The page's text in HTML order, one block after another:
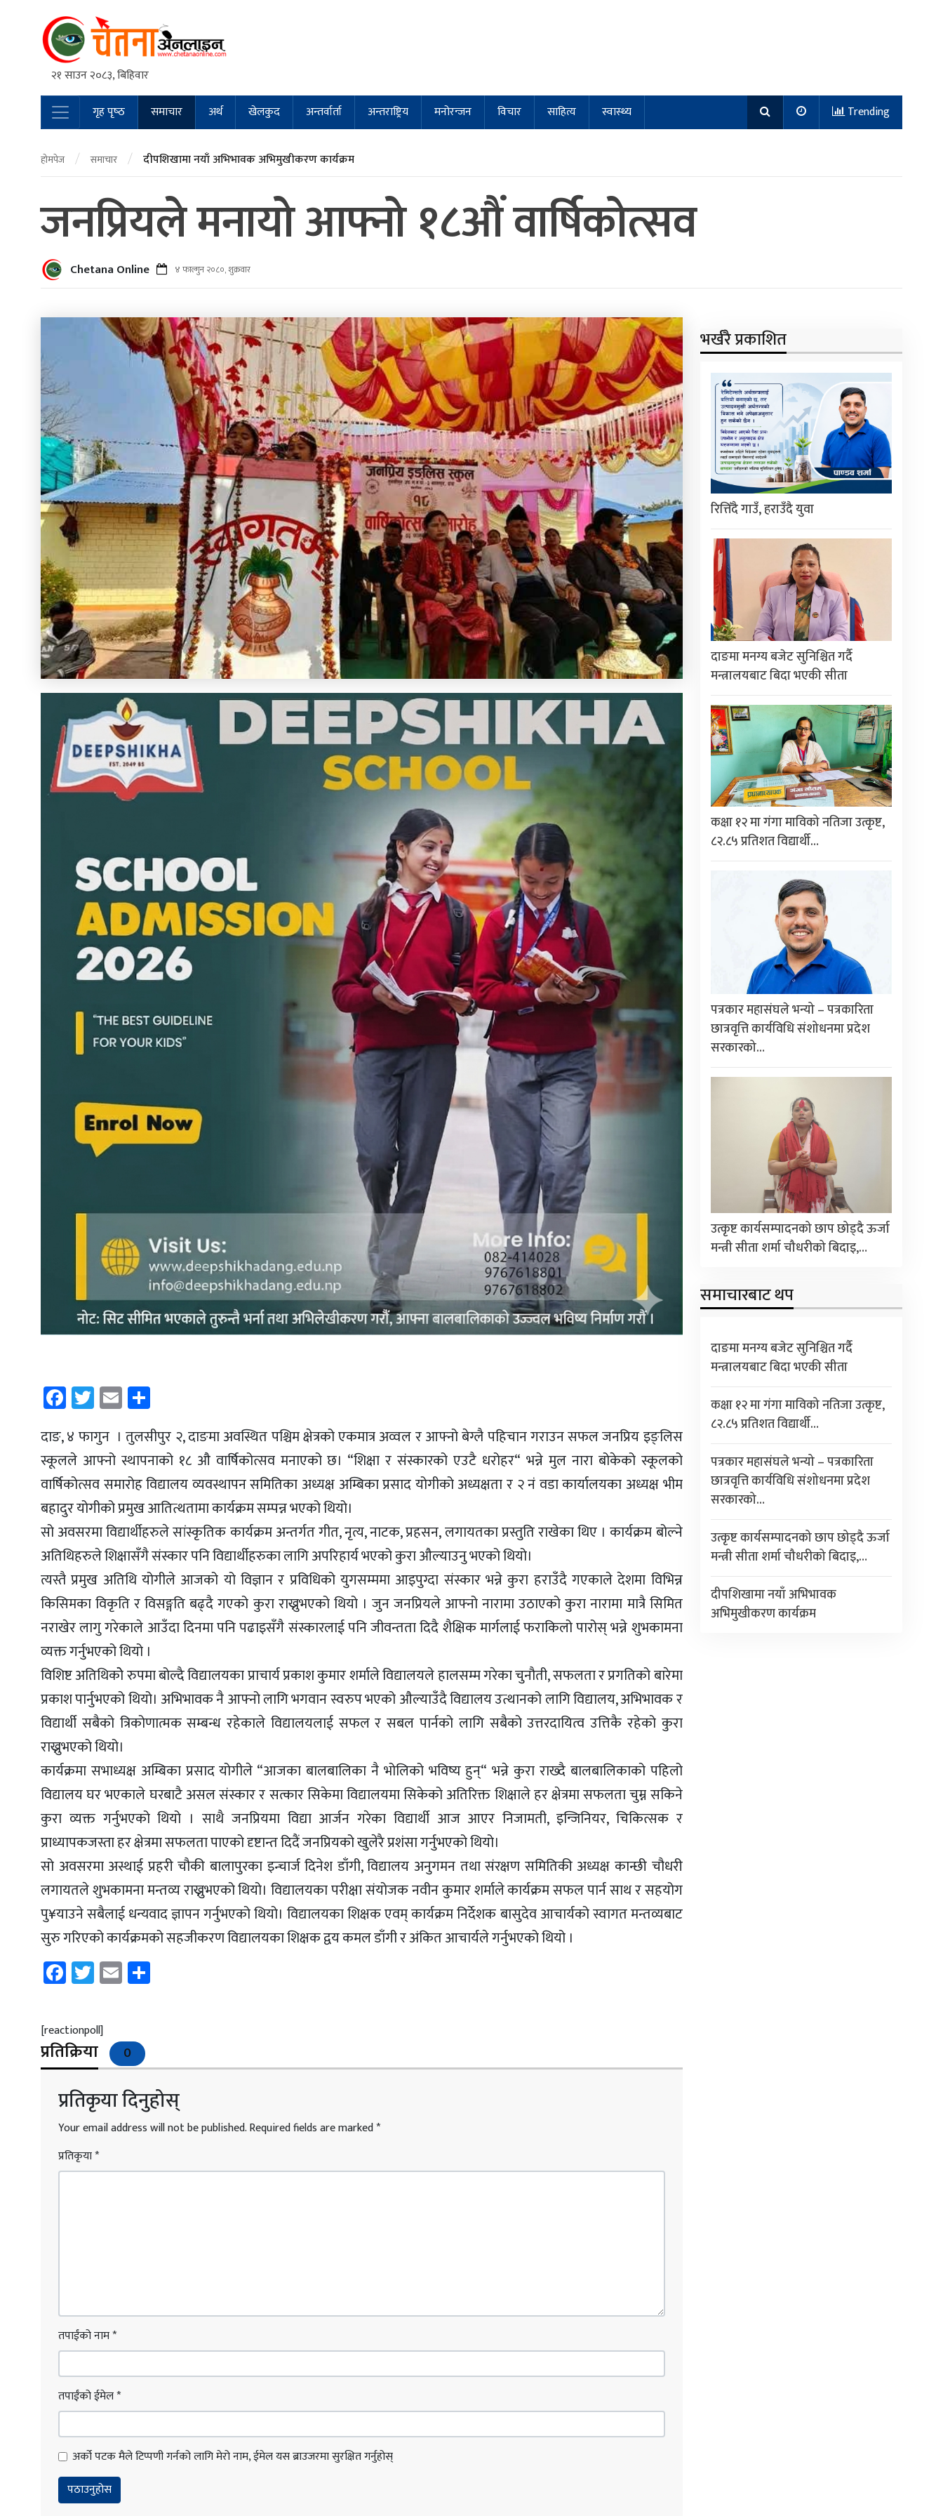
२१ साउन २०८३, बिहिवार
Main Navigation
गृह पृष्‍ठ समाचार अर्थ खेलकुद अन्तर्वार्ता अन्तराष्ट्रिय मनोरन्जन विचार साहित्य स्वास्थ्य Trending
होमपेज / समाचार / दीपशिखामा नयाँ अभिभावक अभिमुखीकरण कार्यक्रम
जनप्रियले मनायो आफ्नो १८औं वार्षिकोत्सव
Chetana Online ४ फाल्गुन २०८०, शुक्रवार
Facebook
Twitter
Email
दाङ, ४ फागुन । तुलसीपुर २, दाङमा अवस्थित पश्चिम क्षेत्रको एकमात्र अव्वल र आफ्नो बेग्लै पहिचान गराउन सफल जनप्रिय इङ्लिस
स्कूलले आफ्नो स्थापनाको १८ औ वार्षिकोत्सव मनाएको छ। “शिक्षा र संस्कारको एउटै धरोहर“ भन्ने मुल नारा बोकेको स्कूलको
वार्षिकोत्सव समारोह विद्यालय व्यवस्थापन समितिका अध्यक्ष अम्बिका प्रसाद योगीको अध्यक्षता र २ नं वडा कार्यालयका अध्यक्ष भीम
बहादुर योगीको प्रमुख आतित्थतामा कार्यक्रम सम्पन्न भएको थियो।
सो अवसरमा विद्यार्थीहरुले सांस्कृतिक कार्यक्रम अन्तर्गत गीत, नृत्य, नाटक, प्रहसन, लगायतका प्रस्तुति राखेका थिए । कार्यक्रम बोल्ने
अतिथिहरुले शिक्षासँगै संस्कार पनि विद्यार्थीहरुका लागि अपरिहार्य भएको कुरा औल्याउनु भएको थियो।
त्यस्तै प्रमुख अतिथि योगीले आजको यो विज्ञान र प्रविधिको युगसम्ममा आइपुग्दा संस्कार भन्ने कुरा हराउँदै गएकाले देशमा विभिन्न
किसिमका विकृति र विसङ्गति बढ्दै गएको कुरा राख्नुभएको थियो । जुन जनप्रियले आफ्नो नारामा उठाएको कुरा नारामा मात्रै सिमित
नराखेर लागु गरेकाले आउँदा दिनमा पनि पढाइसँगै संस्कारलाई पनि जीवन्तता दिदै शैक्षिक मार्गलाई फराकिलो पारोस् भन्ने शुभकामना
व्यक्त गर्नुभएको थियो ।
विशिष्ट अतिथिकोे रुपमा बोल्दै विद्यालयका प्राचार्य प्रकाश कुमार शर्माले विद्यालयले हालसम्म गरेका चुनौती, सफलता र प्रगतिको बारेमा
प्रकाश पार्नुभएको थियो। अभिभावक नै आफ्नो लागि भगवान स्वरुप भएको औल्याउँदै विद्यालय उत्थानको लागि विद्यालय, अभिभावक र
विद्यार्थी सबैको त्रिकोणात्मक सम्बन्ध रहेकाले विद्यालयलाई सफल र सबल पार्नको लागि सबैको उत्तरदायित्व उत्तिकै रहेको कुरा
राख्नुभएको थियो।
कार्यक्रमा सभाध्यक्ष अम्बिका प्रसाद योगीले “आजका बालबालिका नै भोलिको भविष्य हुन्“ भन्ने कुरा राख्दै बालबालिकाको पहिलो
विद्यालय घर भएकाले घरबाटै असल संस्कार र सत्कार सिकेमा विद्यालयमा सिकेको अतिरिक्त शिक्षाले हर क्षेत्रमा सफलता चुम्न सकिने
कुरा व्यक्त गर्नुभएको थियो । साथै जनप्रियमा विद्या आर्जन गरेका विद्यार्थी आज आएर निजामती, इन्जिनियर, चिकित्सक र
प्राध्यापकजस्ता हर क्षेत्रमा सफलता पाएको दृष्टान्त दिदैं जनप्रियको खुलेरै प्रशंसा गर्नुभएको थियो।
सो अवसरमा अस्थाई प्रहरी चौकी बालापुरका इन्चार्ज दिनेश डाँगी, विद्यालय अनुगमन तथा संरक्षण समितिकी अध्यक्ष कान्छी चौधरी
लगायतले शुभकामना मन्तव्य राख्नुभएको थियो। विद्यालयका परीक्षा संयोजक नवीन कुमार शर्माले कार्यक्रम सफल पार्न साथ र सहयोग
पु¥याउने सबैलाई धन्यवाद ज्ञापन गर्नुभएको थियो। विद्यालयका शिक्षक एवम् कार्यक्रम निर्देशक बासुदेव आचार्यको स्वागत मन्तव्यबाट
सुरु गरिएको कार्यक्रमको सहजीकरण विद्यालयका शिक्षक द्वय कमल डाँगी र अंकित आचार्यले गर्नुभएको थियो ।
Facebook
Twitter
Email
[reactionpoll]
प्रतिक्रिया 0
प्रतिकृया दिनुहोस्
Your email address will not be published.Required fields are marked*
प्रतिकृया*
तपाईंको नाम*
तपाईंको ईमेल*
अर्को पटक मैले टिप्पणी गर्नको लागि मेरो नाम, ईमेल यस ब्राउजरमा सुरक्षित गर्नुहोस्
भर्खरै प्रकाशित
रित्तिँदै गाउँ, हराउँदै युवा
दाङमा मनग्य बजेट सुनिश्चित गर्दै
मन्त्रालयबाट बिदा भएकी सीता
कक्षा १२ मा गंगा माविको नतिजा उत्कृष्ट,
८२.८५ प्रतिशत विद्यार्थी…
पत्रकार महासंघले भन्यो – पत्रकारिता
छात्रवृत्ति कार्यविधि संशोधनमा प्रदेश
सरकारको…
उत्कृष्ट कार्यसम्पादनको छाप छोड्दै ऊर्जा
मन्त्री सीता शर्मा चौधरीको बिदाइ,…
समाचारबाट थप
दाङमा मनग्य बजेट सुनिश्चित गर्दै
मन्त्रालयबाट बिदा भएकी सीता
कक्षा १२ मा गंगा माविको नतिजा उत्कृष्ट,
८२.८५ प्रतिशत विद्यार्थी…
पत्रकार महासंघले भन्यो – पत्रकारिता
छात्रवृत्ति कार्यविधि संशोधनमा प्रदेश
सरकारको…
उत्कृष्ट कार्यसम्पादनको छाप छोड्दै ऊर्जा
मन्त्री सीता शर्मा चौधरीको बिदाइ,…
दीपशिखामा नयाँ अभिभावक
अभिमुखीकरण कार्यक्रम